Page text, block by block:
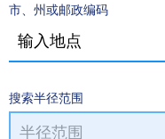
市、州或邮政编码
搜索半径范围